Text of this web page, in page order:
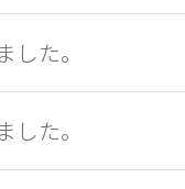
た。
た。